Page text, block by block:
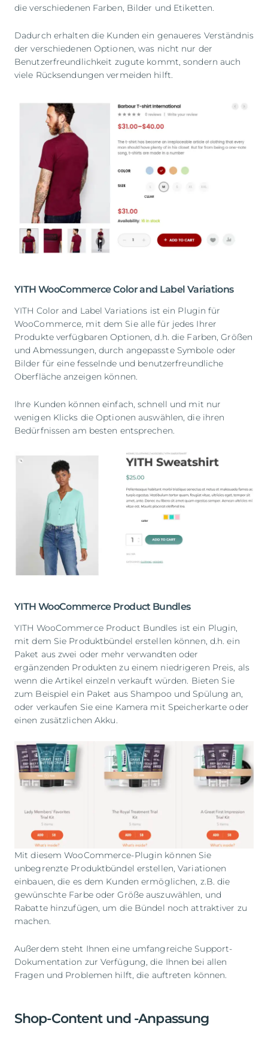
die verschiedenen Farben, Bilder und Etiketten.
Dadurch erhalten die Kunden ein genaueres Verständnis
der verschiedenen Optionen, was nicht nur der
Benutzerfreundlichkeit zugute kommt, sondern auch
viele Rücksendungen vermeiden hilft.
YITH WooCommerce Color and Label Variations
YITH Color and Label Variations ist ein Plugin für
WooCommerce, mit dem Sie alle für jedes Ihrer
Produkte verfügbaren Optionen, d.h. die Farben, Größen
und Abmessungen, durch angepasste Symbole oder
Bilder für eine fesselnde und benutzerfreundliche
Oberfläche anzeigen können.
Ihre Kunden können einfach, schnell und mit nur
wenigen Klicks die Optionen auswählen, die ihren
Bedürfnissen am besten entsprechen.
YITH WooCommerce Product Bundles
YITH WooCommerce Product Bundles ist ein Plugin,
mit dem Sie Produktbündel erstellen können, d.h. ein
Paket aus zwei oder mehr verwandten oder
ergänzenden Produkten zu einem niedrigeren Preis, als
wenn die Artikel einzeln verkauft würden. Bieten Sie
zum Beispiel ein Paket aus Shampoo und Spülung an,
oder verkaufen Sie eine Kamera mit Speicherkarte oder
einen zusätzlichen Akku.
Mit diesem WooCommerce-Plugin können Sie
unbegrenzte Produktbündel erstellen, Variationen
einbauen, die es dem Kunden ermöglichen, z.B. die
gewünschte Farbe oder Größe auszuwählen, und
Rabatte hinzufügen, um die Bündel noch attraktiver zu
machen.
Außerdem steht Ihnen eine umfangreiche Support-
Dokumentation zur Verfügung, die Ihnen bei allen
Fragen und Problemen hilft, die auftreten können.
Shop-Content und -Anpassung